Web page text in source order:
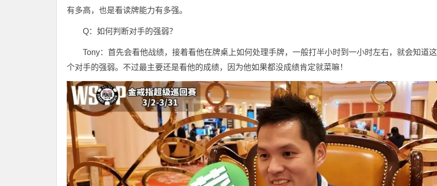
有多高，也是看读牌能力有多强。
Q：如何判断对手的强弱？
Tony：首先会看他战绩，接着看他在牌桌上如何处理手牌，一般打半小时到一小时左右，就会知道这
个对手的强弱。不过最主要还是看他的成绩，因为他如果都没成绩肯定就菜嘛！